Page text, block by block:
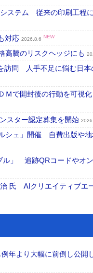
ステム 従来の印刷工程
対応 2026.8.6 NEW
騰のリスクヘッジにも
訪問 人手不足に悩む日本
Ｍで開封後の行動を可視
スター認定募集を開始
シェ」開催 自費出版や
ル」 追跡QRコードやオ
氏 AIクリエイティブエ
年より大幅に前倒し公開